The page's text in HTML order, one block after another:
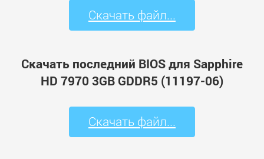
Скачать файл...
Скачать последний BIOS для Sapphire
HD 7970 3GB GDDR5 (11197-06)
Скачать файл...